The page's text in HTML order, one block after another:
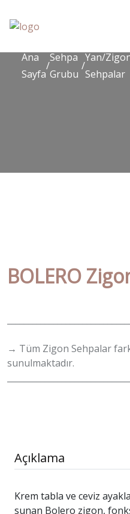
Ana
Sayfa
/
Sehpa
Grubu
/
Yan/
Sehpalar
BOLERO
→ Tüm Zigon Sehpalar
sunulmaktadır.
Açıklama
Krem tabla ve ceviz
sunan Bolero zigon,